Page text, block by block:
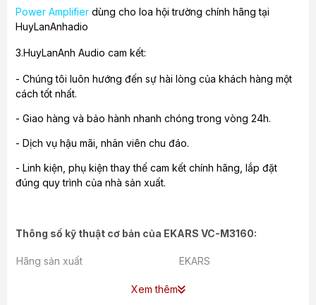
Power Amplifier dùng cho loa hội trường chính hãng tại
HuyLanAnhadio
3.HuyLanAnh Audio cam kết:
- Chúng tôi luôn hướng đến sự hài lòng của khách hàng một
cách tốt nhất.
- Giao hàng và bảo hành nhanh chóng trong vòng 24h.
- Dịch vụ hậu mãi, nhân viên chu đáo.
- Linh kiện, phụ kiện thay thế cam kết chính hãng, lắp đặt
đúng quy trình của nhà sản xuất.
Thông số kỹ thuật cơ bản của EKARS VC-M3160:
Hãng sản xuất
EKARS
Màu xám
Xem thêm